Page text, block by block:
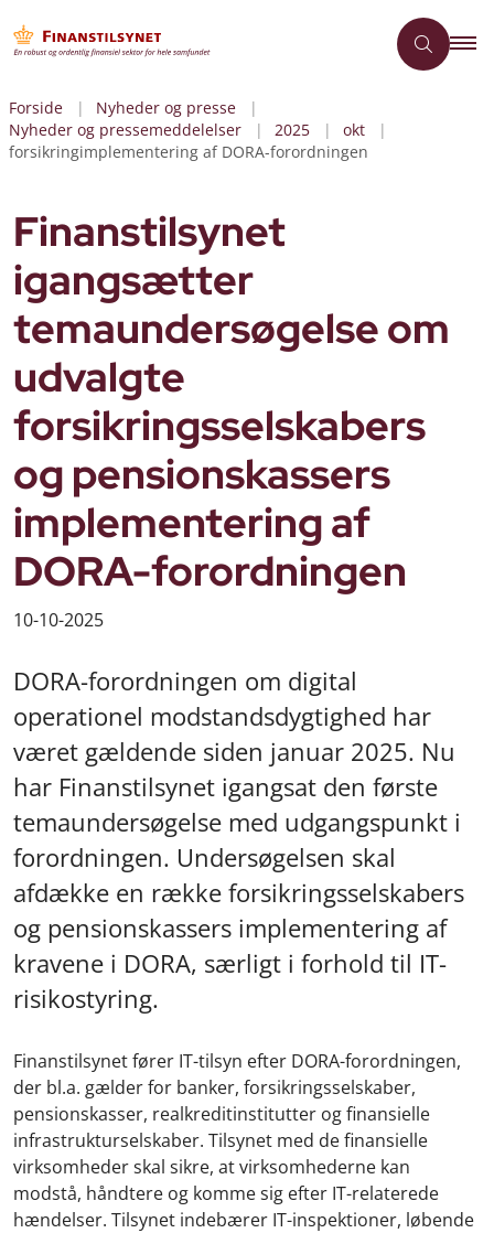
Forside
Nyheder og presse
Nyheder og pressemeddelelser
2025
okt
forsikringimplementering af DORA-forordningen
Finanstilsynet
igangsætter
temaundersøgelse om
udvalgte
forsikringsselskabers
og pensionskassers
implementering af
DORA-forordningen
10-10-2025
DORA-forordningen om digital
operationel modstandsdygtighed har
været gældende siden januar 2025. Nu
har Finanstilsynet igangsat den første
temaundersøgelse med udgangspunkt i
forordningen. Undersøgelsen skal
afdække en række forsikringsselskabers
og pensionskassers implementering af
kravene i DORA, særligt i forhold til IT-
risikostyring.
Finanstilsynet fører IT-tilsyn efter DORA-forordningen,
der bl.a. gælder for banker, forsikringsselskaber,
pensionskasser, realkreditinstitutter og finansielle
infrastrukturselskaber. Tilsynet med de finansielle
virksomheder skal sikre, at virksomhederne kan
modstå, håndtere og komme sig efter IT-relaterede
hændelser. Tilsynet indebærer IT-inspektioner, løbende